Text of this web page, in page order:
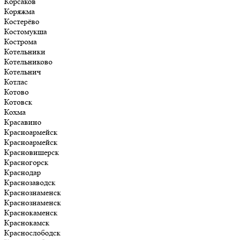
Коряжма
Костерёво
Костомукша
Кострома
Котельники
Котельниково
Котельнич
Котлас
Котово
Котовск
Кохма
Красавино
Красноармейск
Красноармейск
Красновишерск
Красногорск
Краснодар
Краснозаводск
Краснознаменск
Краснознаменск
Краснокаменск
Краснокамск
Краснослободск